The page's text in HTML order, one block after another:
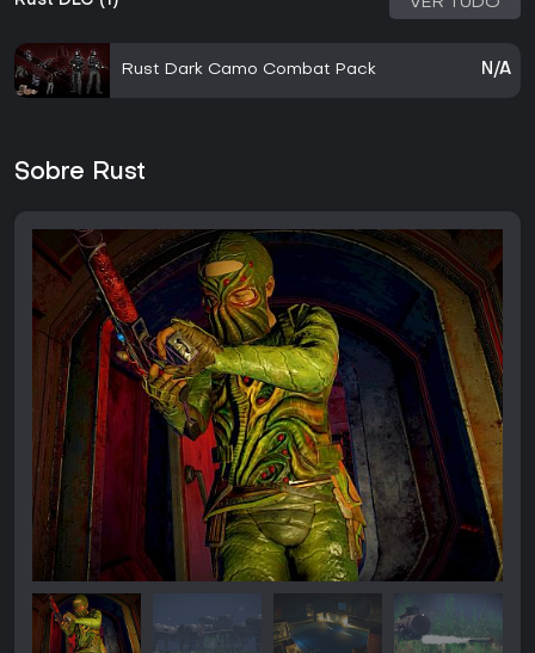
VER TUDO
Rust Dark Camo Combat Pack N/A
Sobre Rust